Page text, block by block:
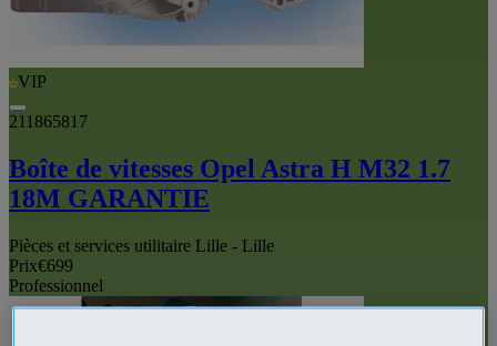
VIP
211865817
Boîte de vitesses Opel Astra H M32 1.7
18M GARANTIE
Pièces et services utilitaire Lille - Lille
Prix€699
Professionnel